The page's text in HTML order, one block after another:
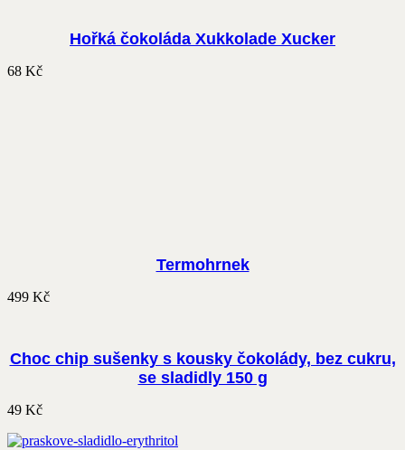
Hořká čokoláda Xukkolade Xucker
68 Kč
Termohrnek
499 Kč
Choc chip sušenky s kousky čokolády, bez cukru,
se sladidly 150 g
49 Kč